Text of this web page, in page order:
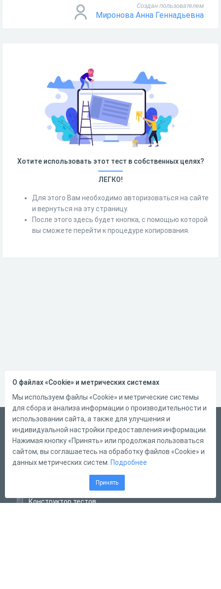
Создан пользователем
Миронова Анна Геннадьевна
Хотите использовать этот тест в собственных целях?
ЛЕГКО!
Для этого Вам необходимо авторизоваться на сайте
и вернуться на эту страницу.
После этого здесь будет кнопка, с помощью которой
вы сможете перейти к процедуре копирования.
Русский
Справка
Форма обратной связи
Конструктор тестов
О файлах «Cookie» и метрических системах
Мы используем файлы «Cookie» и метрические системы
для сбора и анализа информации о производительности и
использовании сайта, а также для улучшения и
индивидуальной настройки предоставления информации.
Нажимая кнопку «Принять» или продолжая пользоваться
сайтом, вы соглашаетесь на обработку файлов «Cookie» и
данных метрических систем. Подробнее
Принять